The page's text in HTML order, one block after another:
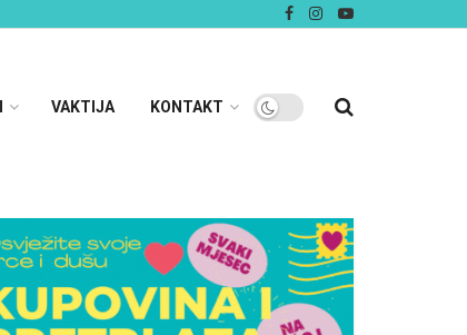
VAKTIJA KONTAKT